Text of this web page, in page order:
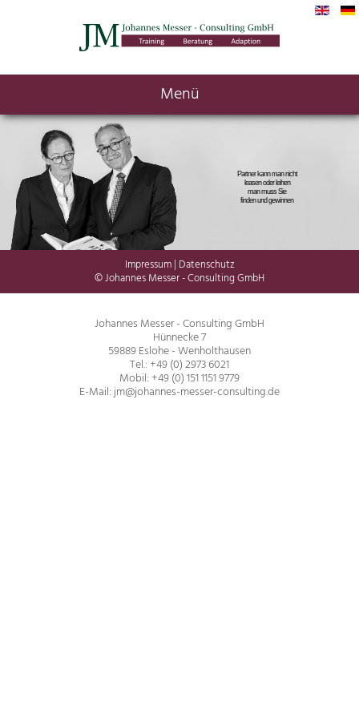
Menü
Partner kann man nicht
leasen oder leihen
man muss Sie
finden und gewinnen
Impressum| Datenschutz
© Johannes Messer - Consulting GmbH
Johannes Messer - Consulting GmbH
Hünnecke 7
59889 Eslohe - Wenholthausen
Tel.: +49 (0) 2973 6021
Mobil: +49 (0) 151 1151 9779
E-Mail: jm@johannes-messer-consulting.de